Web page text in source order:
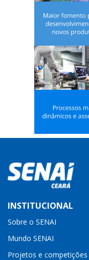
INSTITUCIONAL
Sobre o SENAI
Mundo SENAI
Projetos e competições